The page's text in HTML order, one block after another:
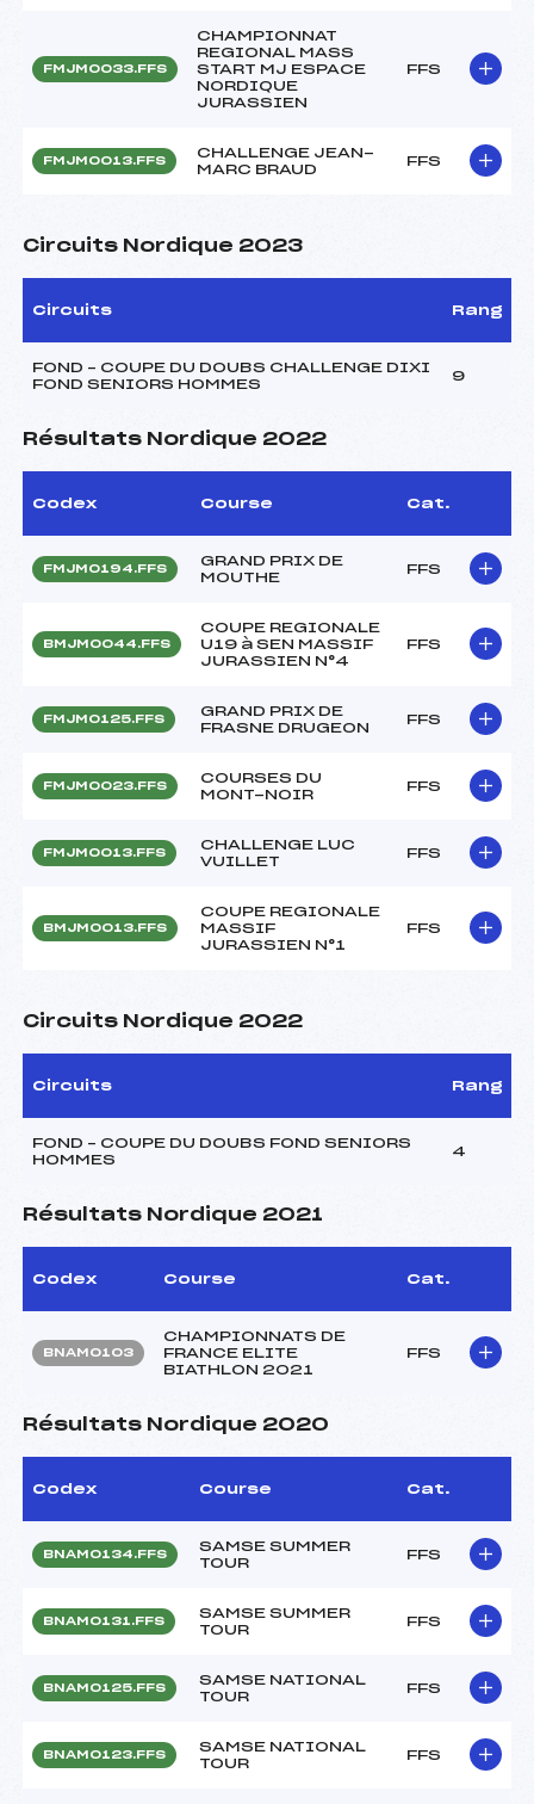
FMJM0033.FFS
CHAMPIONNAT
REGIONAL MASS
START MJ ESPACE
NORDIQUE
JURASSIEN
FFS
FMJM0013.FFS
CHALLENGE JEAN-
MARC BRAUD
FFS
Circuits Nordique 2023
Circuits Rang
FOND – COUPE DU DOUBS CHALLENGE DIXI
FOND SENIORS HOMMES
9
Résultats Nordique 2022
Codex Course Cat.
FMJM0194.FFS
GRAND PRIX DE
MOUTHE
FFS
BMJM0044.FFS
COUPE REGIONALE
U19 à SEN MASSIF
JURASSIEN N°4
FFS
FMJM0125.FFS
GRAND PRIX DE
FRASNE DRUGEON
FFS
FMJM0023.FFS
COURSES DU
MONT-NOIR
FFS
FMJM0013.FFS
CHALLENGE LUC
VUILLET
FFS
BMJM0013.FFS
COUPE REGIONALE
MASSIF
JURASSIEN N°1
FFS
Circuits Nordique 2022
Circuits Rang
FOND – COUPE DU DOUBS FOND SENIORS
HOMMES
4
Résultats Nordique 2021
Codex Course Cat.
BNAM0103
CHAMPIONNATS DE
FRANCE ELITE
BIATHLON 2021
FFS
Résultats Nordique 2020
Codex Course Cat.
BNAM0134.FFS
SAMSE SUMMER
TOUR
FFS
BNAM0131.FFS
SAMSE SUMMER
TOUR
FFS
BNAM0125.FFS
SAMSE NATIONAL
TOUR
FFS
BNAM0123.FFS
SAMSE NATIONAL
TOUR
FFS